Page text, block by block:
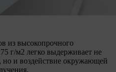
из высокопрочного
г/м2 легко выдерживает не
но и воздействие окружающей